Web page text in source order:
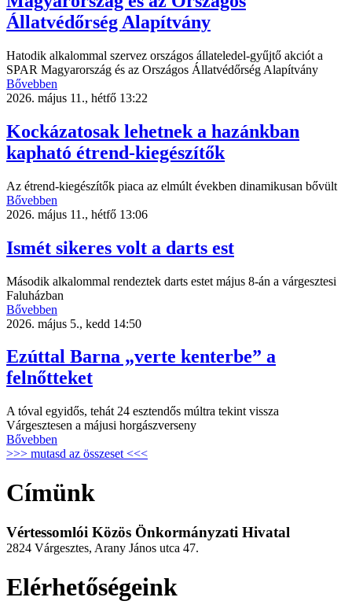
Állatvédőrség Alapítvány
Hatodik alkalommal szervez országos állateledel-gyűjtő akciót a
SPAR Magyarország és az Országos Állatvédőrség Alapítvány
Bővebben
2026. május 11., hétfő 13:22
Kockázatosak lehetnek a hazánkban
kapható étrend-kiegészítők
Az étrend-kiegészítők piaca az elmúlt években dinamikusan bővült
Bővebben
2026. május 11., hétfő 13:06
Ismét sikeres volt a darts est
Második alkalommal rendeztek darts estet május 8-án a várgesztesi
Faluházban
Bővebben
2026. május 5., kedd 14:50
Ezúttal Barna „verte kenterbe” a
felnőtteket
A tóval egyidős, tehát 24 esztendős múltra tekint vissza
Várgesztesen a májusi horgászverseny
Bővebben
>>> mutasd az összeset <<<
Címünk
Vértessomlói Közös Önkormányzati Hivatal
2824 Várgesztes, Arany János utca 47.
Elérhetőségeink